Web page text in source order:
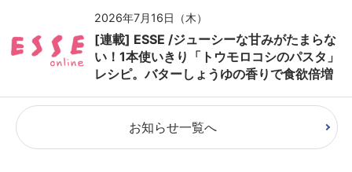
2026年7月16日（木）
[連載] ESSE /ジューシーな甘みがたまらな
い！1本使いきり「トウモロコシのパスタ」
レシピ。バターしょうゆの香りで食欲倍増
お知らせ一覧へ